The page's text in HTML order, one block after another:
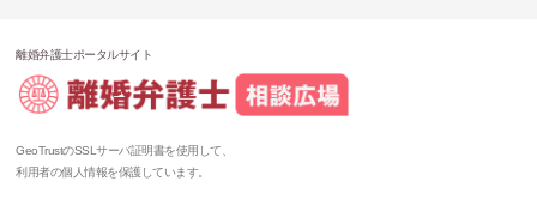
離婚弁護士ポータルサイト
GeoTrustのSSLサーバ証明書を使用して、
利用者の個人情報を保護しています。